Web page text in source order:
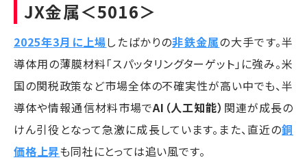
JX金属＜5016＞
2025年3月に上場したばかりの非鉄金属の大手です。半
導体用の薄膜材料「スパッタリングターゲット」に強み。米
国の関税政策など市場全体の不確実性が高い中でも、半
導体や情報通信材料市場でAI（人工知能） 関連が成長の
けん引役となって急激に成長しています。また、直近の銅
価格上昇も同社にとっては追い風です。